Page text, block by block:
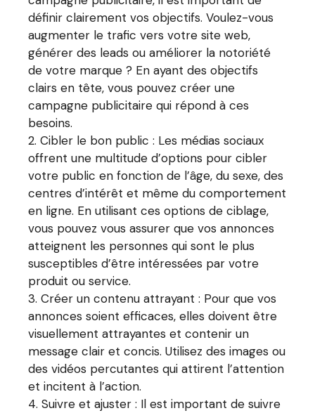
définir clairement vos objectifs. Voulez-vous
augmenter le trafic vers votre site web,
générer des leads ou améliorer la notoriété
de votre marque ? En ayant des objectifs
clairs en tête, vous pouvez créer une
campagne publicitaire qui répond à ces
besoins.
Cibler le bon public : Les médias sociaux
offrent une multitude d’options pour cibler
votre public en fonction de l’âge, du sexe, des
centres d’intérêt et même du comportement
en ligne. En utilisant ces options de ciblage,
vous pouvez vous assurer que vos annonces
atteignent les personnes qui sont le plus
susceptibles d’être intéressées par votre
produit ou service.
Créer un contenu attrayant : Pour que vos
annonces soient efficaces, elles doivent être
visuellement attrayantes et contenir un
message clair et concis. Utilisez des images ou
des vidéos percutantes qui attirent l’attention
et incitent à l’action.
Suivre et ajuster : Il est important de suivre